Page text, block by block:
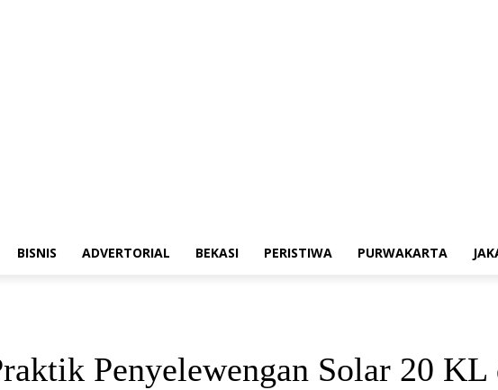
BISNIS ADVERTORIAL BEKASI PERISTIWA PURWAKARTA
Penyelewengan Solar 20